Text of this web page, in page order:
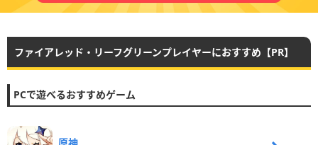
ファイアレッド・リーフグリーンプレイヤーにおすすめ【PR】
PCで遊べるおすすめゲーム